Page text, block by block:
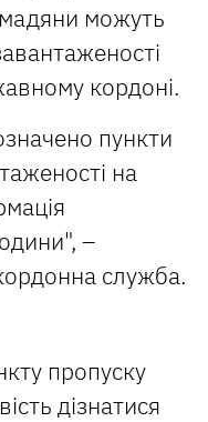
можуть
кордоні.
пункти
на
–
служба.
пропуску
дізнатися